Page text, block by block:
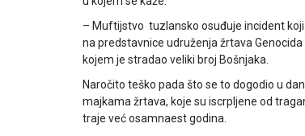
– Muftijstvo tuzlansko osuđuje incident koji
na predstavnice udruženja žrtava
kojem je stradao veliki broj Bošnjaka.
Naročito teško pada što se to dogodio u
majkama žrtava, koje su iscrpljene od
traje već osamnaest godina.